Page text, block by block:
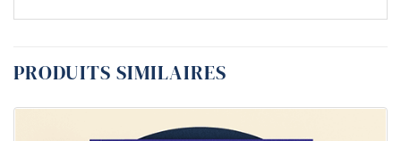
PRODUITS SIMILAIRES